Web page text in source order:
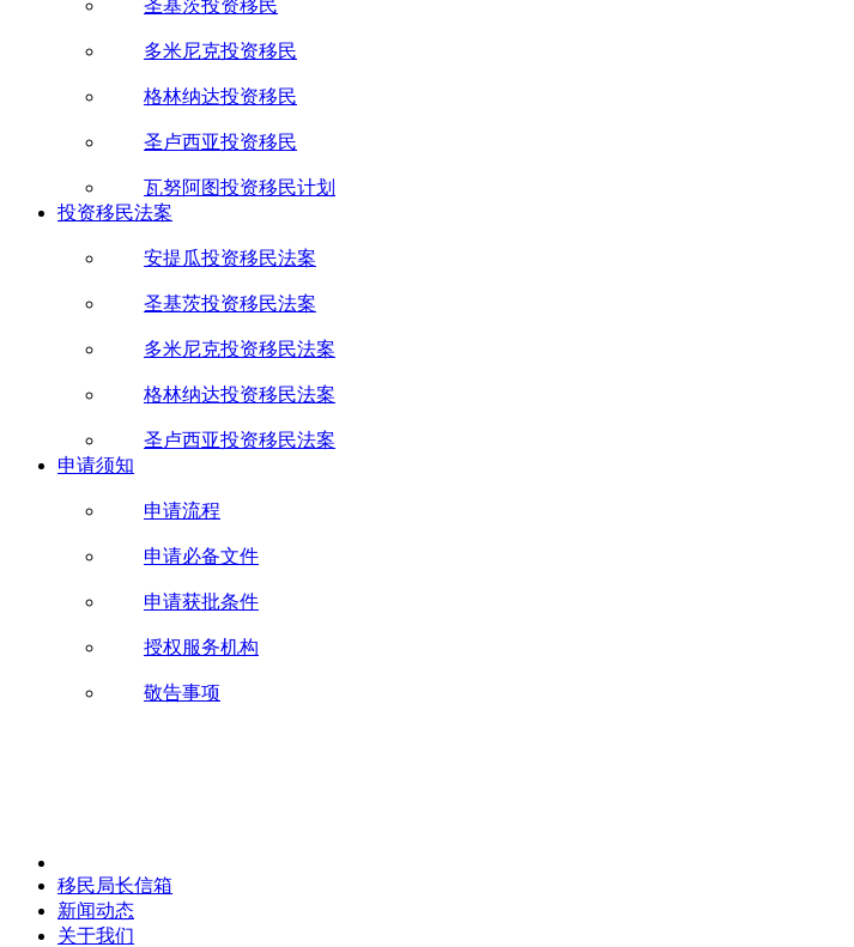
圣基茨投资移民
多米尼克投资移民
格林纳达投资移民
圣卢西亚投资移民
瓦努阿图投资移民计划
投资移民法案
安提瓜投资移民法案
圣基茨投资移民法案
多米尼克投资移民法案
格林纳达投资移民法案
圣卢西亚投资移民法案
申请须知
申请流程
申请必备文件
申请获批条件
授权服务机构
敬告事项
移民局长信箱
新闻动态
关于我们